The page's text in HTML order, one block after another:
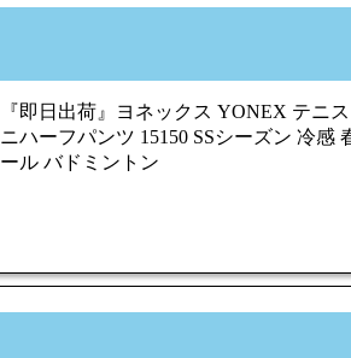
『即日出荷』ヨネックス YONEX テニ
ニハーフパンツ 15150 SSシーズン 冷感
ール バドミントン